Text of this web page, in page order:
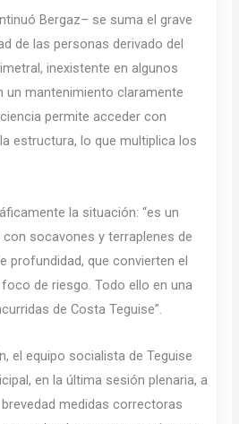
Bergaz– se suma el grave
de las personas derivado del
inexistente en algunos
mantenimiento claramente
permite acceder con
estructura, lo que multiplica los
la situación: “es un
socavones y terraplenes de
profundidad, que convierten el
de riesgo. Todo ello en una
de Costa Teguise”.
el equipo socialista de Teguise
en la última sesión plenaria, a
medidas correctoras